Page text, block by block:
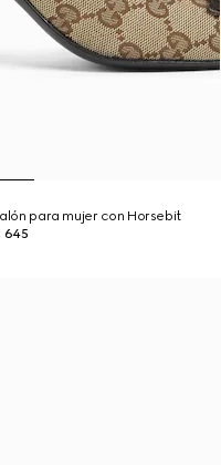
para mujer con Horsebit
645